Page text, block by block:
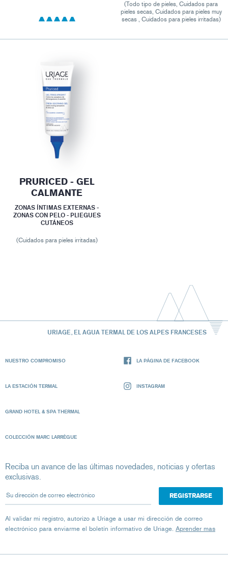
(Todo tipo de pieles, Cuidados para
pieles secas, Cuidados para pieles muy
secas , Cuidados para pieles irritadas)
PRURICED - GEL
CALMANTE
ZONAS ÍNTIMAS EXTERNAS -
ZONAS CON PELO - PLIEGUES
CUTÁNEOS
(Cuidados para pieles irritadas)
URIAGE, EL AGUA TERMAL DE LOS ALPES FRANCESES
NUESTRO COMPROMISO
LA ESTACIÓN TERMAL
GRAND HOTEL & SPA THERMAL
COLECCIÓN MARC LARRÈGUE
LA PÁGINA DE FACEBOOK
INSTAGRAM
Reciba un avance de las últimas novedades, noticias y ofertas
exclusivas.
Su dirección de correo electrónico
Al validar mi registro, autorizo ​​a Uriage a usar mi dirección de correo
electrónico para enviarme el boletín informativo de Uriage. Aprender mas